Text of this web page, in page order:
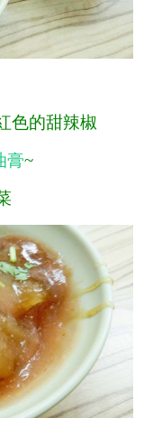
色的甜辣椒
膏~